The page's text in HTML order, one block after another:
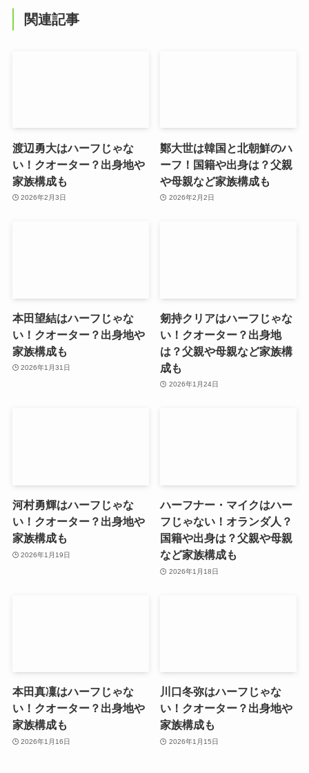
関連記事
渡辺勇大はハーフじゃな
い！クオーター？出身地や
家族構成も
2026年2月3日
鄭大世は韓国と北朝鮮のハ
ーフ！国籍や出身は？父親
や母親など家族構成も
2026年2月2日
本田望結はハーフじゃな
い！クオーター？出身地や
家族構成も
2026年1月31日
剱持クリアはハーフじゃな
い！クオーター？出身地
は？父親や母親など家族構
成も
2026年1月24日
河村勇輝はハーフじゃな
い！クオーター？出身地や
家族構成も
2026年1月19日
ハーフナー・マイクはハー
フじゃない！オランダ人？
国籍や出身は？父親や母親
など家族構成も
2026年1月18日
本田真凜はハーフじゃな
い！クオーター？出身地や
家族構成も
2026年1月16日
川口冬弥はハーフじゃな
い！クオーター？出身地や
家族構成も
2026年1月15日